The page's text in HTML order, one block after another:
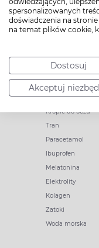
spersonalizowanych
doświadczenia na
na temat plików cookie,
Dostosuj
Akceptuj
Popularne
Witamina D
Witamina C
Krople do oczu
Tran
Paracetamol
Ibuprofen
Melatonina
Elektrolity
Kolagen
Zatoki
Woda morska